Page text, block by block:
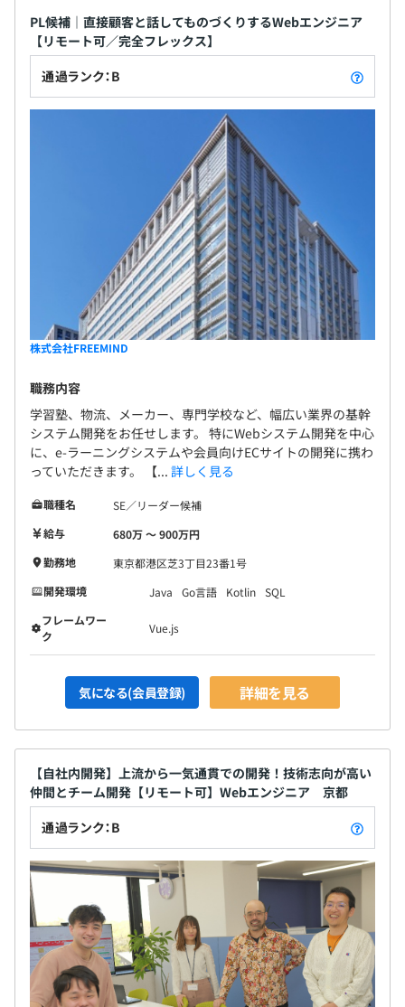
全社135名
PL候補｜直接顧客と話してものづくりするWebエンジニア
【リモート可／完全フレックス】
通過ランク：B
株式会社FREEMIND
職務内容
学習塾、物流、メーカー、専門学校など、幅広い業界の基幹
システム開発をお任せします。 特にWebシステム開発を中心
に、e-ラーニングシステムや会員向けECサイトの開発に携わ
っていただきます。 【... 詳しく見る
職種名
SE／リーダー候補
給与
680万 〜 900万円
勤務地
東京都港区芝3丁目23番1号
開発環境
Java Go言語 Kotlin SQL
フレームワー
ク
Vue.js
気になる(会員登録) 詳細を見る
【自社内開発】上流から一気通貫での開発！技術志向が高い
仲間とチーム開発【リモート可】Webエンジニア 京都
通過ランク：B